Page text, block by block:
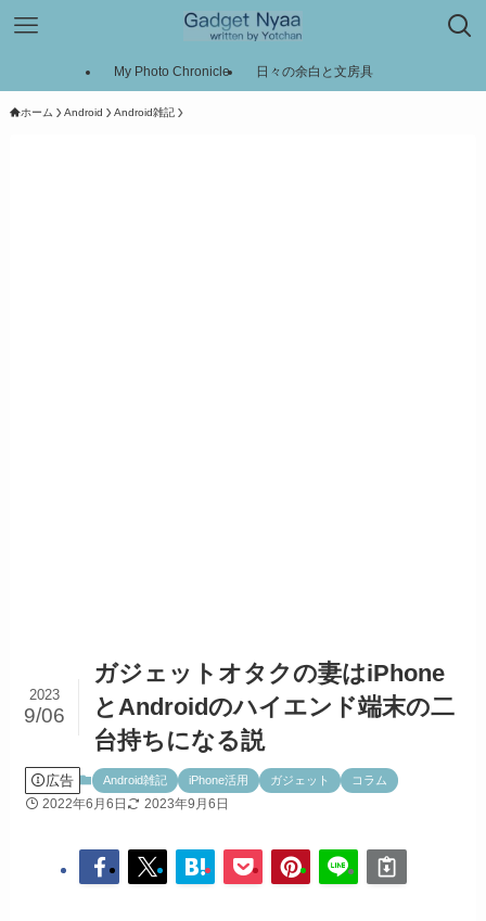
My Photo Chronicle 日々の余白と文房具
ホーム Android Android雑記
ガジェットオタクの妻はiPhone
とAndroidのハイエンド端末の二
台持ちになる説
2023
9/06
広告 Android雑記 iPhone活用 ガジェット コラム
2022年6月6日 2023年9月6日